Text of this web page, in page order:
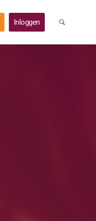
Inloggen